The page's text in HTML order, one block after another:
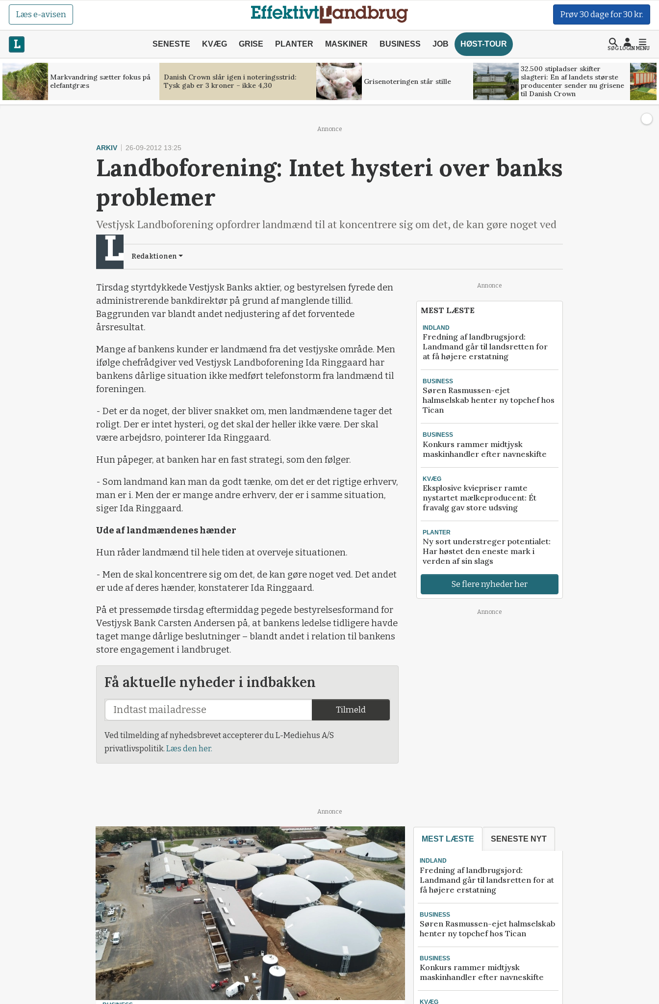
Læs e-avisen Prøv 30 dage for 30 kr.
SENESTE KVÆG GRISE PLANTER MASKINER BUSINESS JOB HØST-TOUR
SØGLOGINMENU
Markvandring sætter fokus på
elefantgræs
Danish Crown slår igen i noteringsstrid:
Tysk gab er 3 kroner – ikke 4,30
Grisenoteringen står stille
32.500 stipladser skifter
slagteri: En af landets største
producenter sender nu grisene
til Danish Crown
Annonce
ARKIV 26-09-2012 13:25
Landboforening: Intet hysteri over banks
problemer
Vestjysk Landboforening opfordrer landmænd til at koncentrere sig om det, de kan gøre noget ved
Redaktionen
Tirsdag styrtdykkede Vestjysk Banks aktier, og bestyrelsen fyrede den
administrerende bankdirektør på grund af manglende tillid.
Baggrunden var blandt andet nedjustering af det forventede
årsresultat.
Mange af bankens kunder er landmænd fra det vestjyske område. Men
ifølge chefrådgiver ved Vestjysk Landboforening Ida Ringgaard har
bankens dårlige situation ikke medført telefonstorm fra landmænd til
foreningen.
- Det er da noget, der bliver snakket om, men landmændene tager det
roligt. Der er intet hysteri, og det skal der heller ikke være. Der skal
være arbejdsro, pointerer Ida Ringgaard.
Hun påpeger, at banken har en fast strategi, som den følger.
- Som landmand kan man da godt tænke, om det er det rigtige erhverv,
man er i. Men der er mange andre erhverv, der er i samme situation,
siger Ida Ringgaard.
Ude af landmændenes hænder
Hun råder landmænd til hele tiden at overveje situationen.
- Men de skal koncentrere sig om det, de kan gøre noget ved. Det andet
er ude af deres hænder, konstaterer Ida Ringgaard.
På et pressemøde tirsdag eftermiddag pegede bestyrelsesformand for
Vestjysk Bank Carsten Andersen på, at bankens ledelse tidligere havde
taget mange dårlige beslutninger – blandt andet i relation til bankens
store engagement i landbruget.
Få aktuelle nyheder i indbakken
Tilmeld
Ved tilmelding af nyhedsbrevet accepterer du L-Mediehus A/S
privatlivspolitik. Læs den her.
Annonce
MEST LÆSTE
INDLAND
Fredning af landbrugsjord:
Landmand går til landsretten for
at få højere erstatning
BUSINESS
Søren Rasmussen-ejet
halmselskab henter ny topchef hos
Tican
BUSINESS
Konkurs rammer midtjysk
maskinhandler efter navneskifte
KVÆG
Eksplosive kviepriser ramte
nystartet mælkeproducent: Ét
fravalg gav store udsving
PLANTER
Ny sort understreger potentialet:
Har høstet den eneste mark i
verden af sin slags
Se flere nyheder her
Annonce
Annonce
MEST LÆSTE SENESTE NYT
INDLAND
Fredning af landbrugsjord:
Landmand går til landsretten for at
få højere erstatning
BUSINESS
Søren Rasmussen-ejet halmselskab
henter ny topchef hos Tican
BUSINESS
Konkurs rammer midtjysk
maskinhandler efter navneskifte
KVÆG